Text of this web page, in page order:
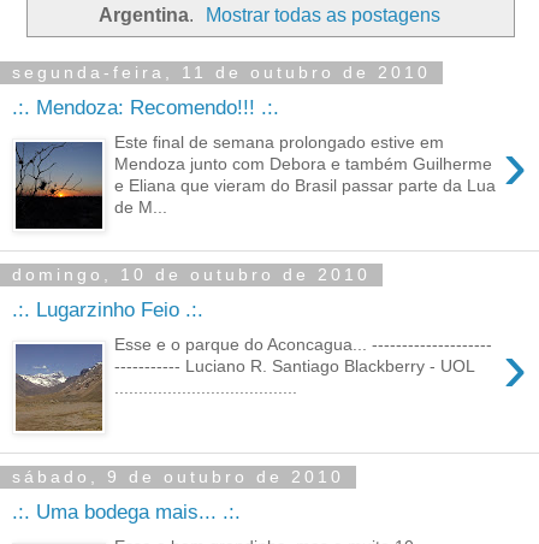
Argentina. Mostrar todas as postagens
segunda-feira, 11 de outubro de 2010
.:. Mendoza: Recomendo!!! .:.
›
Este final de semana prolongado estive em
Mendoza junto com Debora e também Guilherme
e Eliana que vieram do Brasil passar parte da Lua
de M...
domingo, 10 de outubro de 2010
.:. Lugarzinho Feio .:.
›
Esse e o parque do Aconcagua... --------------------
----------- Luciano R. Santiago Blackberry - UOL
sábado, 9 de outubro de 2010
.:. Uma bodega mais... .:.